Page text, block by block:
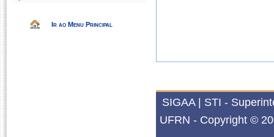
Ir ao Menu Principal
SIGAA | STI -
UFRN - Copyright ©